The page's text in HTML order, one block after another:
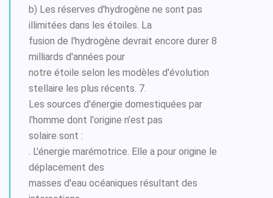
b) Les réserves d'hydrogène ne sont pas
illimitées dans les étoiles. La
fusion de l'hydrogène devrait encore durer 8
milliards d'années pour
notre étoile selon les modèles d'évolution
stellaire les plus récents. 7.
Les sources d'énergie domestiquées par
l'homme dont l'origine n'est pas
solaire sont :
. L'énergie marémotrice. Elle a pour origine le
déplacement des
masses d'eau océaniques résultant des